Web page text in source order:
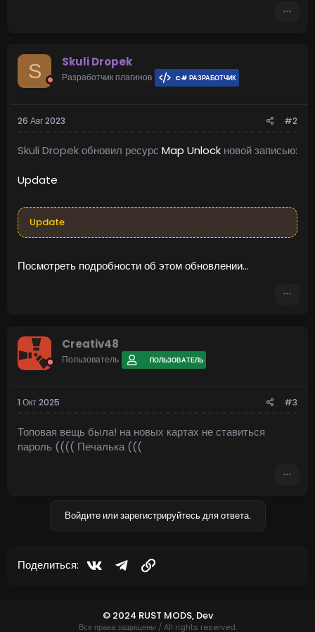
S Skuli Dropek
Разработчик плагинов C# РАЗРАБОТЧИК
26 Авг 2023 #2
Skuli Dropek обновил ресурс Map Unlock новой записью:
Update
Update
Посмотреть подробности об этом обновлении...
Creativ48
Пользователь ПОЛЬЗОВАТЕЛЬ
1 Окт 2025 #3
Топовая вещь была! на новых картах не ставиться
пароль (((( Печалька (((
Войдите или зарегистрируйтесь для ответа.
Поделиться: VkontakteTelegram
© 2024 RUST MODS, Dev
Все права защищены / All rights reserved.